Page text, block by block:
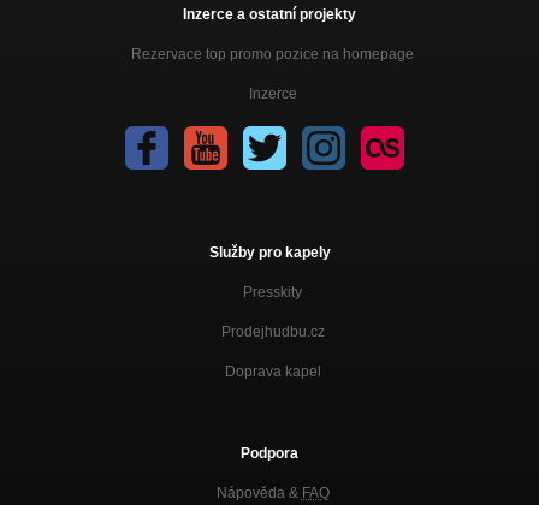
Inzerce a ostatní projekty
Rezervace top promo pozice na homepage
Inzerce
Služby pro kapely
Presskity
Prodejhudbu.cz
Doprava kapel
Podpora
Nápověda & FAQ